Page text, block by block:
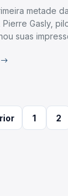
metade
Pierre Gasly,
suas
1 2